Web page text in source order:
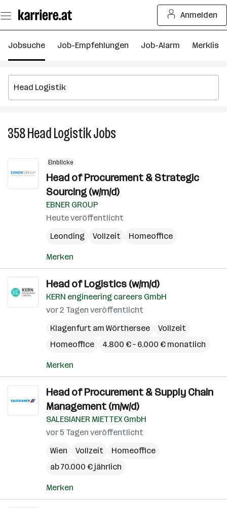
Seiteninhalt
springen
Anmelden
Jobsuche Job-Empfehlungen Job-Alarm Merkliste
358Head LogistikJobs
Einblicke
Head of Procurement & Strategic
Sourcing (w/m/d)
EBNER GROUP
Heute veröffentlicht
Leonding
Vollzeit Homeoffice
Merken
Head of Logistics (w/m/d)
KERN engineering careers GmbH
vor 2 Tagen veröffentlicht
Klagenfurt am Wörthersee
Vollzeit
Homeoffice
4.800 € – 6.000 € monatlich
Merken
Head of Procurement & Supply Chain
Management (m/w/d)
SALESIANER MIETTEX GmbH
vor 5 Tagen veröffentlicht
Wien
Vollzeit
Homeoffice
ab 70.000 € jährlich
Merken